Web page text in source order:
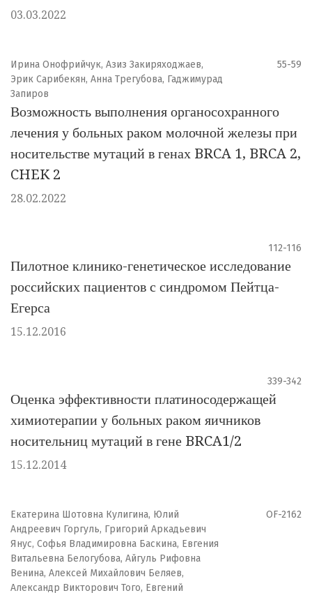
03.03.2022
Ирина Онофрийчук, Азиз Закиряходжаев,
Эрик Сарибекян, Анна Трегубова, Гаджимурад
Запиров
55-59
Возможность выполнения органосохранного
лечения у больных раком молочной железы при
носительстве мутаций в генах BRCA 1, BRCA 2,
CHEK 2
28.02.2022
112-116
Пилотное клинико-генетическое исследование
российских пациентов с синдромом Пейтца-
Егерса
15.12.2016
339-342
Оценка эффективности платиносодержащей
химиотерапии у больных раком яичников
носительниц мутаций в гене BRCA1/2
15.12.2014
Екатерина Шотовна Кулигина, Юлий
Андреевич Горгуль, Григорий Аркадьевич
Янус, Софья Владимировна Баскина, Евгения
Витальевна Белогубова, Айгуль Рифовна
Венина, Алексей Михайлович Беляев,
Александр Викторович Того, Евгений
OF-2162